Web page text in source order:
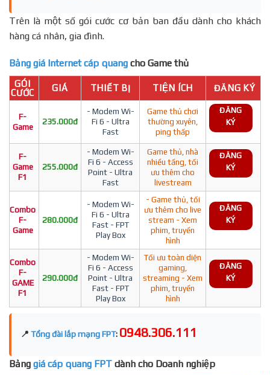
Trên là một số gói cước cơ bản ban đầu dành cho khách
hàng cá nhân, gia đình.
Bảng giá Internet cáp quang cho Game thủ
GÓI
CƯỚC
GIÁ THIẾT BỊ TIỆN ÍCH ĐĂNG KÝ
F-
Game
235.000đ
- Modem Wi-
Fi 6 - Ultra
Fast
Game thủ chơi
thường xuyên,
ping thấp
ĐĂNG
KÝ
F-
Game
F1
255.000đ
- Modem Wi-
Fi 6 - Access
Point - Ultra
Fast
Game thủ, nhà
nhiều tầng, tối
ưu thêm cho
livestream
ĐĂNG
KÝ
Combo
F-
Game
280.000đ
- Modem Wi-
Fi 6 - Ultra
Fast - FPT
Play Box
- Game thủ, tối
ưu thêm cho live
stream - Xem
phim, truyền
hình
ĐĂNG
KÝ
Combo
F-
GAME
F1
290.000đ
- Modem Wi-
Fi 6 - Access
Point - Ultra
Fast - FPT
Play Box
Tối ưu toàn diện
gaming,
streaming - Xem
phim, truyền
hình
ĐĂNG
KÝ
📍 Tổng đài lắp mạng FPT: 0948.306.111
Bảng giá cáp quang FPT dành cho Doanh nghiệp